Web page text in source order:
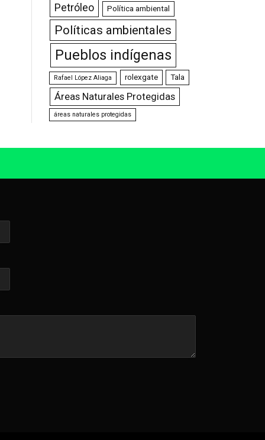
Petróleo Política ambiental
Políticas ambientales
Pueblos indígenas
Rafael López Aliaga rolexgate Tala
Áreas Naturales Protegidas
áreas naturales protegidas